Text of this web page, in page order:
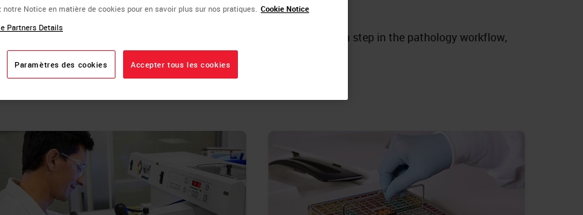
for pathology professionals. Discover practical resources for each step in the pathology workflow,
Notice en matière de cookies pour en savoir plus sur nos pratiques. Cookie Notice
Partners Details
Paramètres des cookies Accepter tous les cookies